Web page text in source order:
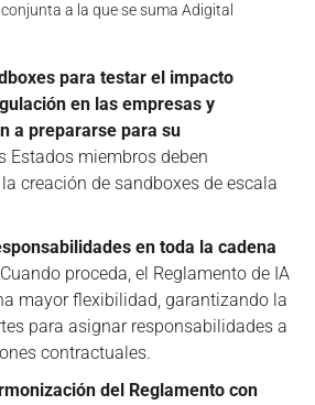
a la que se suma Adigital
para testar el impacto
en las empresas y
a prepararse para su
Estados miembros deben
creación de sandboxes de escala
en toda la cadena
proceda, el Reglamento de IA
mayor flexibilidad, garantizando la
para asignar responsabilidades a
contractuales.
del Reglamento con